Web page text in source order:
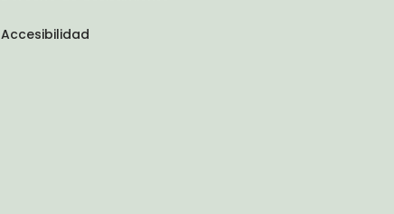
Accesibilidad